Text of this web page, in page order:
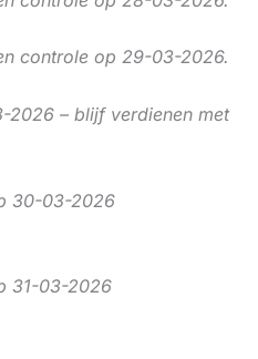
controle op 29-03-2026.
2026 – blijf verdienen met
30-03-2026
31-03-2026